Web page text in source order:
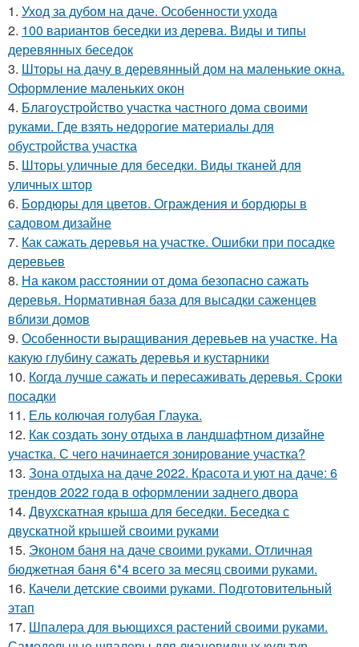
1. Уход за дубом на даче. Особенности ухода
2. 100 вариантов беседки из дерева. Виды и типы
деревянных беседок
3. Шторы на дачу в деревянный дом на маленькие окна.
Оформление маленьких окон
4. Благоустройство участка частного дома своими
руками. Где взять недорогие материалы для
обустройства участка
5. Шторы уличные для беседки. Виды тканей для
уличных штор
6. Бордюры для цветов. Ограждения и бордюры в
садовом дизайне
7. Как сажать деревья на участке. Ошибки при посадке
деревьев
8. На каком расстоянии от дома безопасно сажать
деревья. Нормативная база для высадки саженцев
вблизи домов
9. Особенности выращивания деревьев на участке. На
какую глубину сажать деревья и кустарники
10. Когда лучше сажать и пересаживать деревья. Сроки
посадки
11. Ель колючая голубая Глаука.
12. Как создать зону отдыха в ландшафтном дизайне
участка. С чего начинается зонирование участка?
13. Зона отдыха на даче 2022. Красота и уют на даче: 6
трендов 2022 года в оформлении заднего двора
14. Двухскатная крыша для беседки. Беседка с
двускатной крышей своими руками
15. Эконом баня на даче своими руками. Отличная
бюджетная баня 6*4 всего за месяц своими руками.
16. Качели детские своими руками. Подготовительный
этап
17. Шпалера для вьющихся растений своими руками.